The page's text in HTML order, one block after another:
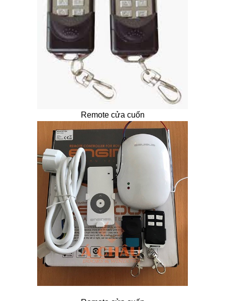
Remote cửa cuốn